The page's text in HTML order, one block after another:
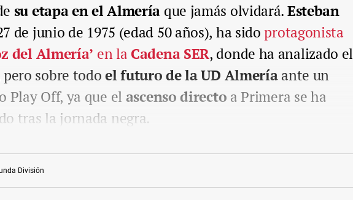
División
su etapa en el Almería que jamás olvidará.Esteban
de junio de 1975 (edad 50 años), ha sidoprotagonista
del Almería’ en la Cadena SER, donde ha analizado el
pero sobre todoel futuro de la UD Almeríaante un
Play Off, ya que el ascenso directo a Primera se ha
tras la jornada negra.